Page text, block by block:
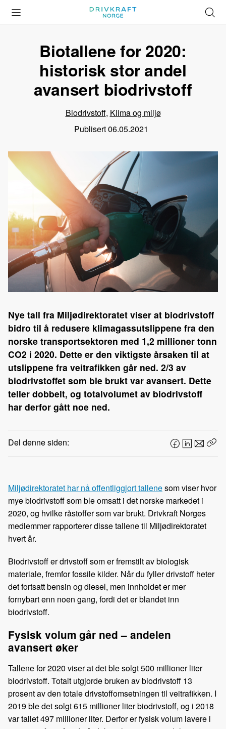
Biotallene for 2020:
historisk stor andel
avansert biodrivstoff
Biodrivstoff, Klima og miljø
Publisert06.05.2021
Nye tall fra Miljødirektoratet viser at biodrivstoff
bidro til å redusere klimagassutslippene fra den
norske transportsektoren med 1,2 millioner tonn
CO2 i 2020. Dette er den viktigste årsaken til at
utslippene fra veitrafikken går ned. 2/3 av
biodrivstoffet som ble brukt var avansert. Dette
teller dobbelt, og totalvolumet av biodrivstoff
har derfor gått noe ned.
Del denne siden:
F
a
e
b
o
o
L
i
k
e
d
I
E
-
o
s
t
Miljødirektoratet har nå offentliggjort tallenesom viser hvor
mye biodrivstoff som ble omsatt i det norske markedet i
2020, og hvilke råstoffer som var brukt. Drivkraft Norges
medlemmer rapporterer disse tallene til Miljødirektoratet
hvert år.
Biodrivstoff er drivstoff som er fremstilt av biologisk
materiale, fremfor fossile kilder. Når du fyller drivstoff heter
det fortsatt bensin og diesel, men innholdet er mer
fornybart enn noen gang, fordi det er blandet inn
biodrivstoff.
Fysisk volum går ned – andelen
avansert øker
Tallene for 2020 viser at det ble solgt 500 millioner liter
biodrivstoff. Totalt utgjorde bruken av biodrivstoff 13
prosent av den totale drivstoffomsetningen til veitrafikken. I
2019 ble det solgt 615 millioner liter biodrivstoff, og i 2018
var tallet 497 millioner liter. Derfor er fysisk volum lavere i